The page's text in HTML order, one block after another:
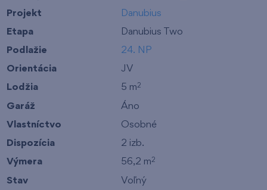
Projekt Danubius
Etapa Danubius Two
Podlažie 24. NP
Orientácia JV
Lodžia 5 m2
Garáž Áno
Vlastníctvo Osobné
Dispozícia 2 izb.
Výmera 56,2 m2
Stav Voľný